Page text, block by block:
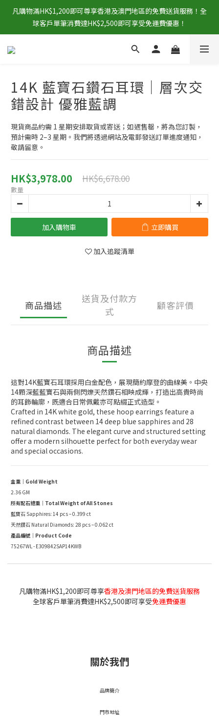
凡購物滿HK$1,200即可尊享香港及澳門地區的免費送貨服務！全
球客戶單筆消費達HK$2,500即可享受免運費優惠！
14K 藍寶石鑽石耳環｜層次交
錯設計 優雅藍調
現貨商品約需 1 星期安排取貨或寄送；如遇售罄，將為您訂製，
預計需時 2–3 星期。我們將透過網站及電郵發送訂單進度通知，
敬請留意。
HK$3,978.00 HK$6,678.00
數量
加入購物車 立即購買
加入追蹤清單
商品描述
送貨及付款方
式
顧客評價
商品描述
這對14K藍寶石耳環採用白金配色，展現簡約摩登的曲線美。中央
14顆深藍藍寶石與兩側閃爍天然鑽石相映成輝，打造出高貴時尚
的耳飾輪廓，既適合日常佩戴亦可點綴正式造型。
Crafted in 14K white gold, these hoop earrings feature a
refined contrast between 14 deep blue sapphires and 28
natural diamonds. The elegant curve and structured setting
offer a modern silhouette perfect for both everyday wear
and special occasions.
金重｜Gold Weight
2.36 GM
所有配石總重｜Total Weight of All Stones
藍寶石 Sapphires: 14 pcs – 0.399 ct
天然鑽石 Natural Diamonds: 28 pcs – 0.062 ct
產品編號｜Product Code
75267WL - E309842SAP14KWB
凡購物滿HK$1,200即可尊享香港及澳門地區的免費送貨服務
全球客戶單筆消費達HK$2,500即可享受免運費優惠
關於我們
品牌簡介
門市地址